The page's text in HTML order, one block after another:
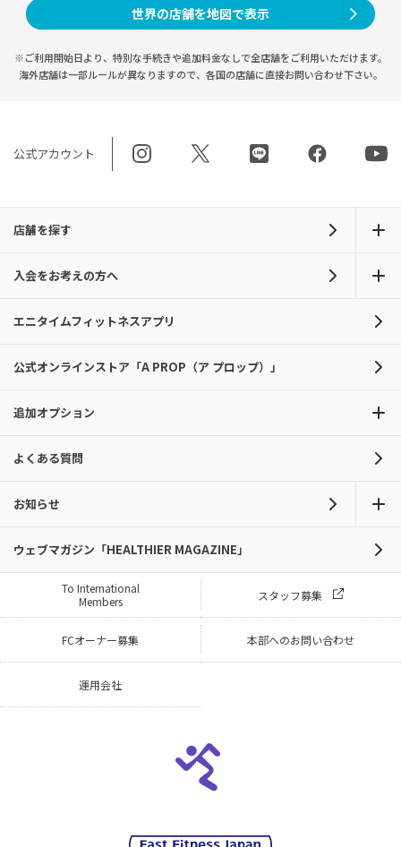
世界の店舗を地図で表示
※ご利用開始日より、特別な手続きや追加料金なしで全店舗をご利用いただけます。
海外店舗は一部ルールが異なりますので、 各国の店舗に直接お問い合わせ下さい。
公式アカウント
店舗を探す
入会をお考えの方へ
エニタイムフィットネスアプリ
公式オンラインストア「A PROP（ア プロップ）」
追加オプション
よくある質問
お知らせ
ウェブマガジン「HEALTHIER MAGAZINE」
To International
Members
スタッフ募集
FCオーナー募集 本部へのお問い合わせ
運用会社